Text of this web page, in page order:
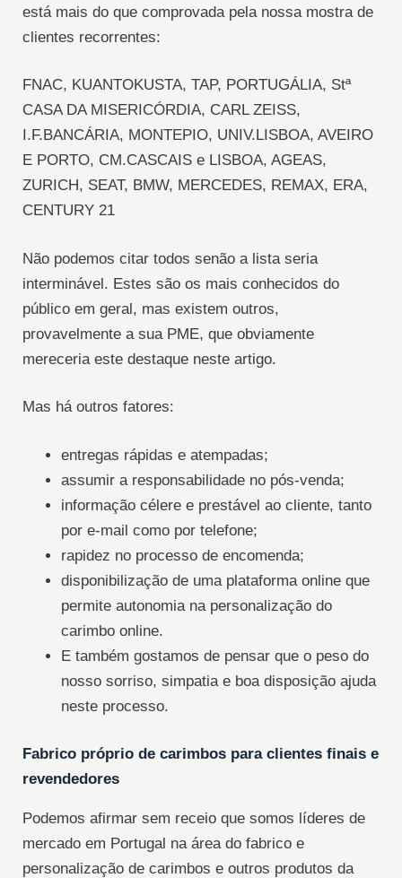
está mais do que comprovada pela nossa mostra de
clientes recorrentes:
FNAC, KUANTOKUSTA, TAP, PORTUGÁLIA, Stª
CASA DA MISERICÓRDIA, CARL ZEISS,
I.F.BANCÁRIA, MONTEPIO, UNIV.LISBOA, AVEIRO
E PORTO, CM.CASCAIS e LISBOA, AGEAS,
ZURICH, SEAT, BMW, MERCEDES, REMAX, ERA,
CENTURY 21
Não podemos citar todos senão a lista seria
interminável. Estes são os mais conhecidos do
público em geral, mas existem outros,
provavelmente a sua PME, que obviamente
mereceria este destaque neste artigo.
Mas há outros fatores:
entregas rápidas e atempadas;
assumir a responsabilidade no pós-venda;
informação célere e prestável ao cliente, tanto
por e-mail como por telefone;
rapidez no processo de encomenda;
disponibilização de uma plataforma online que
permite autonomia na personalização do
carimbo online.
E também gostamos de pensar que o peso do
nosso sorriso, simpatia e boa disposição ajuda
neste processo.
Fabrico próprio de carimbos para clientes finais e
revendedores
Podemos afirmar sem receio que somos líderes de
mercado em Portugal na área do fabrico e
personalização de carimbos e outros produtos da